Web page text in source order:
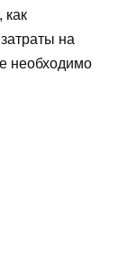
как
на
необходимо